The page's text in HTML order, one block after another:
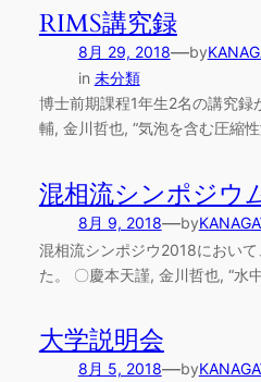
RIMS講究録
8月 29, 2018—by
in 未分類
博士前期課程1年生2名の講究録
輔, 金川哲也, “気泡を含む圧縮
混相流シンポジウ
8月 9, 2018—by
混相流シンポジウ2018におい
た。 〇慶本天謹, 金川哲也, “水
大学説明会
8月 5, 2018—by